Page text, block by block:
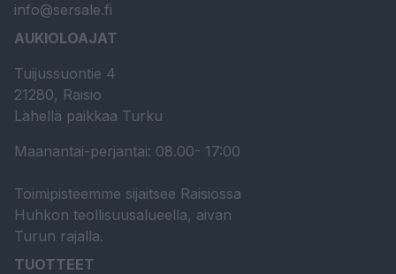
info@sersale.fi
AUKIOLOAJAT
Tuijussuontie 4
21280, Raisio
Lähellä paikkaa Turku
Maanantai-perjantai: 08.00- 17:00
Toimipisteemme sijaitsee Raisiossa
Huhkon teollisuusalueella, aivan
Turun rajalla.
TUOTTEET